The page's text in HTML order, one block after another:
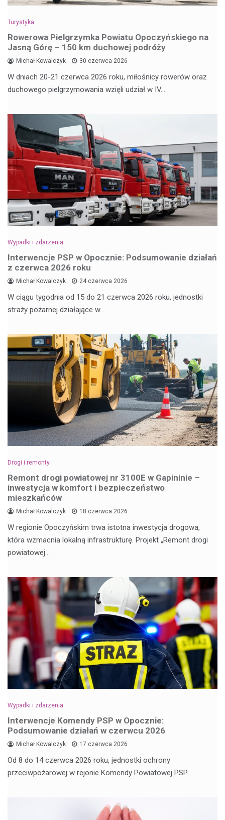
Turystyka
Rowerowa Pielgrzymka Powiatu Opoczyńskiego na
Jasną Górę – 150 km duchowej podróży
Michał Kowalczyk 30 czerwca 2026
W dniach 20-21 czerwca 2026 roku, miłośnicy rowerów oraz
duchowego pielgrzymowania wzięli udział w IV…
Wypadki i zdarzenia
Interwencje PSP w Opocznie: Podsumowanie działań
z czerwca 2026 roku
Michał Kowalczyk 24 czerwca 2026
W ciągu tygodnia od 15 do 21 czerwca 2026 roku, jednostki
straży pożarnej działające w…
Drogi i remonty
Remont drogi powiatowej nr 3100E w Gapininie –
inwestycja w komfort i bezpieczeństwo
mieszkańców
Michał Kowalczyk 18 czerwca 2026
W regionie Opoczyńskim trwa istotna inwestycja drogowa,
która wzmacnia lokalną infrastrukturę. Projekt „Remont drogi
powiatowej…
Wypadki i zdarzenia
Interwencje Komendy PSP w Opocznie:
Podsumowanie działań w czerwcu 2026
Michał Kowalczyk 17 czerwca 2026
Od 8 do 14 czerwca 2026 roku, jednostki ochrony
przeciwpożarowej w rejonie Komendy Powiatowej PSP…